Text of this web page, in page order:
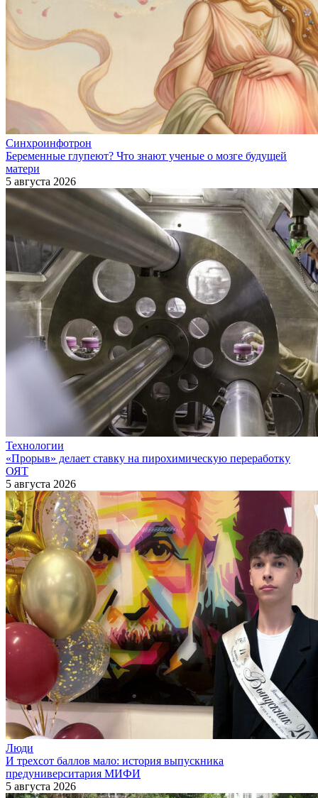
Синхроинфотрон
Беременные глупеют? Что знают ученые о мозге будущей
матери
5 августа 2026
Технологии
«Прорыв» делает ставку на пирохимическую переработку
ОЯТ
5 августа 2026
Люди
И трехсот баллов мало: история выпускника
предуниверситария МИФИ
5 августа 2026